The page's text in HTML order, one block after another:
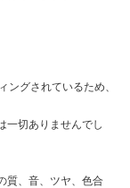
グされているため、
一切ありませんでし
質、音、ツヤ、色合